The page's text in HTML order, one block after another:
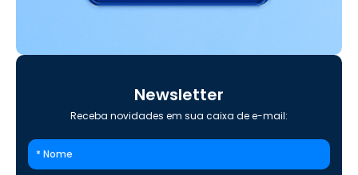
Newsletter
Receba novidades em sua caixa de e-mail: